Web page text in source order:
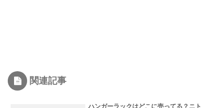
関連記事
ハンガーラックはどこに売ってる？ニト